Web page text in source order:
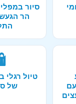
סיור
הר
טיול רגלי
של